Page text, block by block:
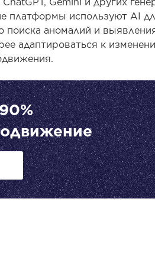
платформы используют AI
поиска аномалий и
адаптироваться к